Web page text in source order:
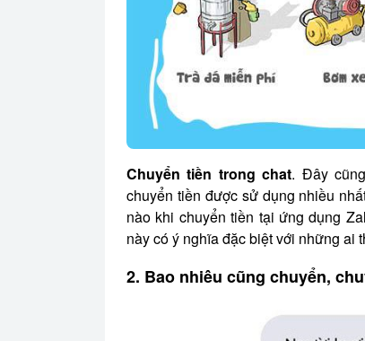
Chuyển tiền trong chat. Đây
chuyển tiền được sử dụng nhiều
nào khi chuyển tiền tại ứng dụng
này có ý nghĩa đặc biệt với những ai
2. Bao nhiêu cũng chuyển,